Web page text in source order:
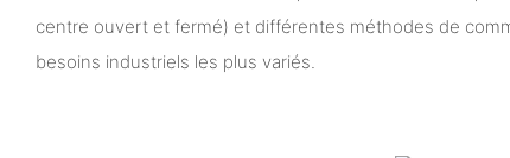
centre ouvert et fermé) et différentes méthodes de
besoins industriels les plus variés.